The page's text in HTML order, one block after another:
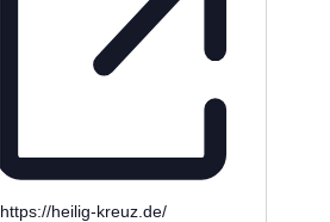
https://heilig-kreuz.de/